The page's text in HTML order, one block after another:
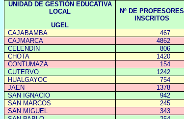
UNIDAD DE GESTIÓN EDUCATIVA
LOCAL
UGEL
Nº DE PROFESORES
INSCRITOS
CAJABAMBA 467
CAJMARCA
4862
CELENDÍN
806
CHOTA
1420
CONTUMAZÁ
154
CUTERVO
1242
HUALGAYOC
754
JAÉN
1378
SAN IGNACIO
942
SAN MARCOS
245
SAN MIGUEL
343